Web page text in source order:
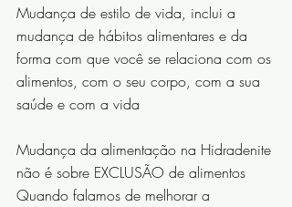
Mudança de estilo de vida, inclui a
mudança de hábitos alimentares e da
forma com que você se relaciona com os
alimentos, com o seu corpo, com a sua
saúde e com a vida
Mudança da alimentação na Hidradenite
não é sobre EXCLUSÃO de alimentos
Quando falamos de melhorar a